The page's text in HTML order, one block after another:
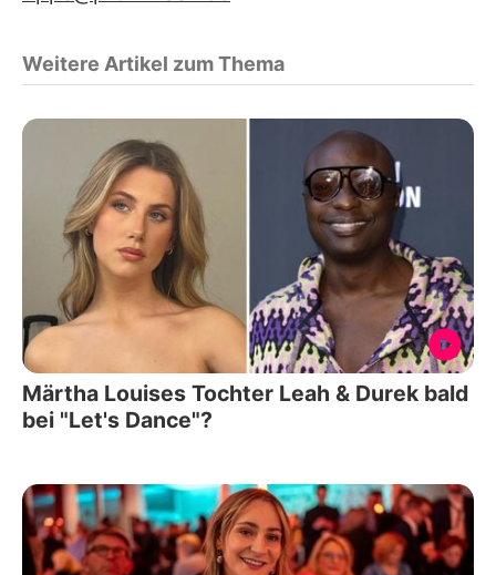
Weitere Artikel zum Thema
Märtha Louises Tochter Leah & Durek bald
bei "Let's Dance"?